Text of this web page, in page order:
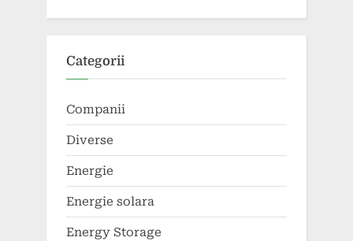
Categorii
Companii
Diverse
Energie
Energie solara
Energy Storage